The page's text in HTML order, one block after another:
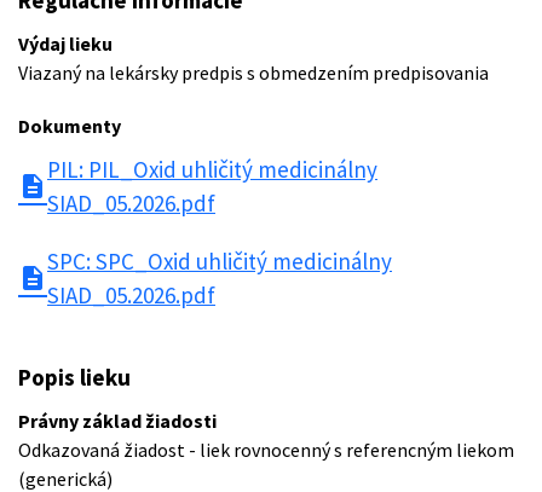
Výdaj lieku
Viazaný na lekársky predpis s obmedzením predpisovania
Dokumenty
description
PIL: PIL_Oxid uhličitý medicinálny
SIAD_05.2026.pdf
description
SPC: SPC_Oxid uhličitý medicinálny
SIAD_05.2026.pdf
Popis lieku
Právny základ žiadosti
Odkazovaná žiadost - liek rovnocenný s referencným liekom
(generická)